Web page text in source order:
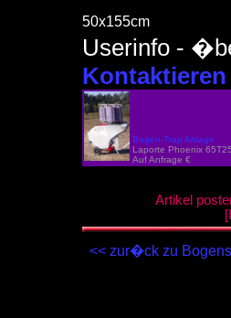
50x155cm
Userinfo -
Bogen-Trap Anlage
Laporte Phoenix 65T25
Auf Anfrage €
Artikel
<< zur�ck zu